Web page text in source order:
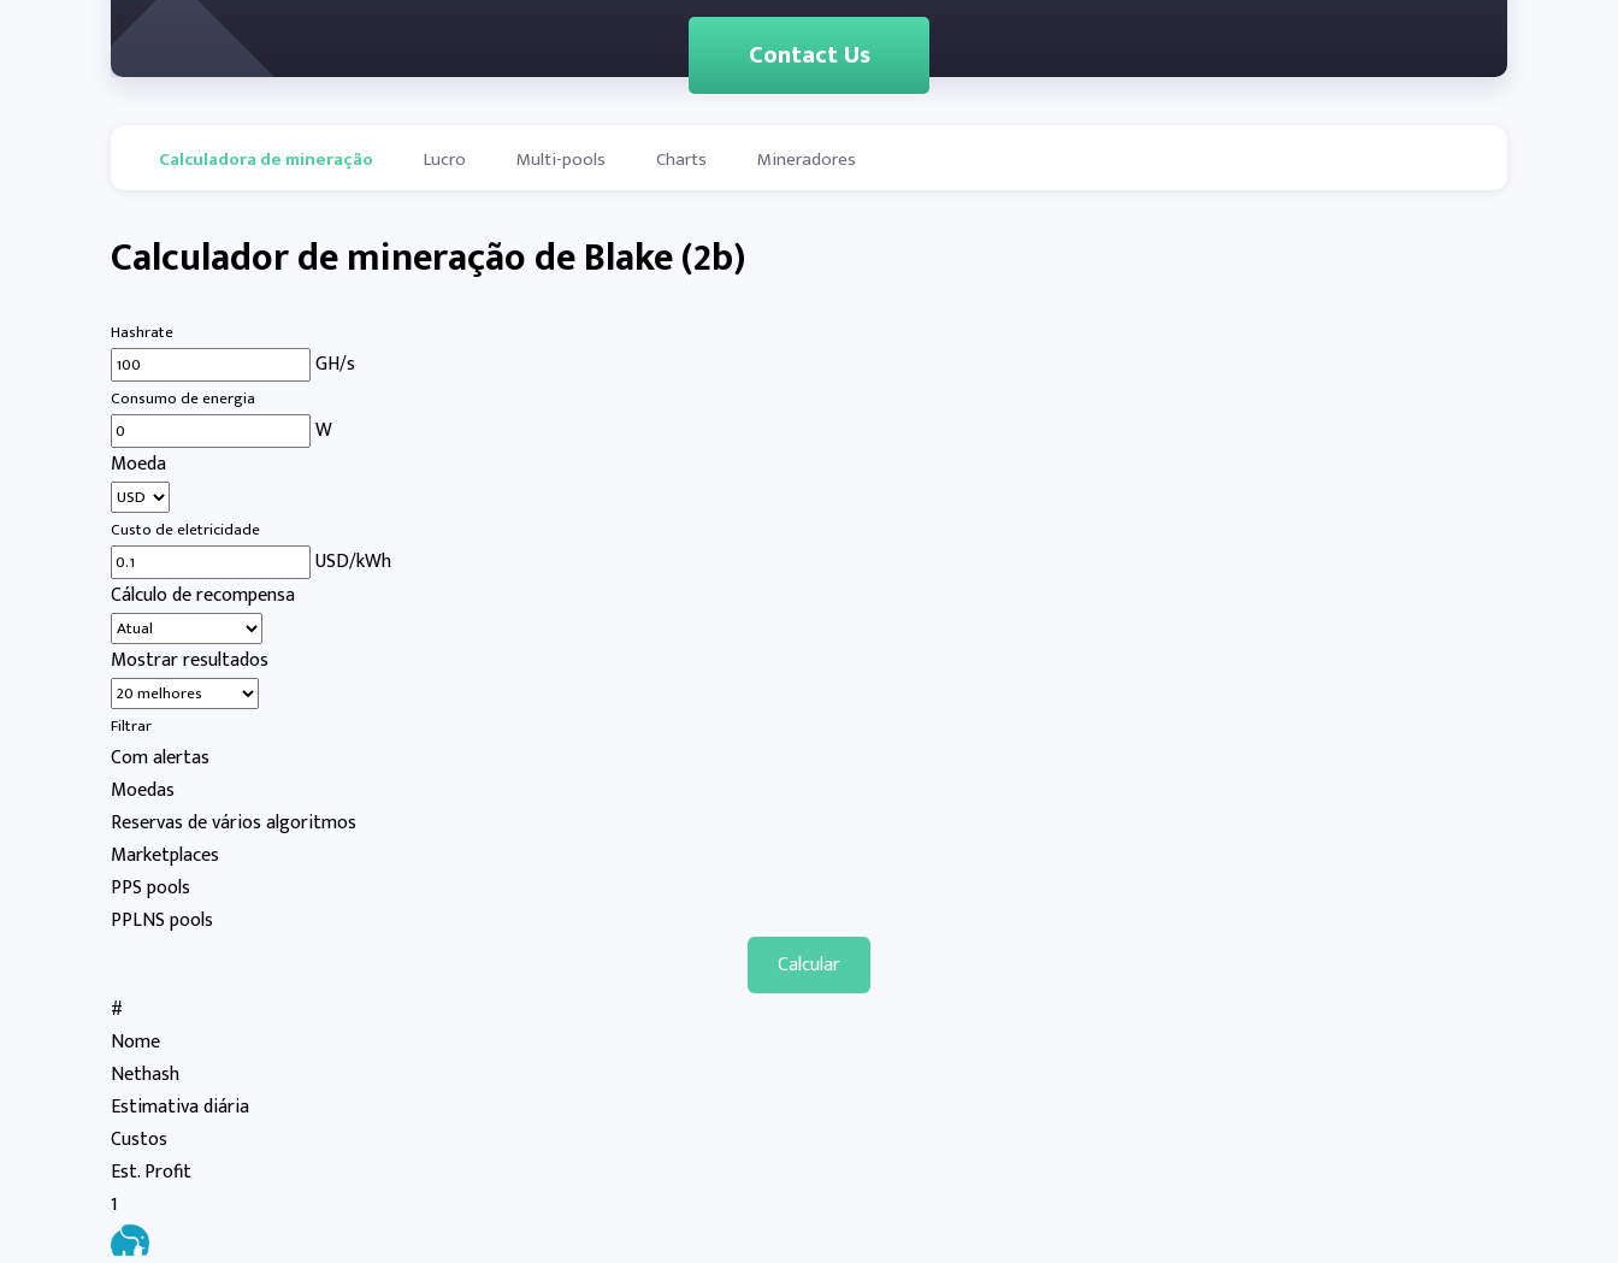
Contact Us
Calculadora de mineração Lucro Multi-pools Charts Mineradores
Calculador de mineração de Blake (2b)
Hashrate
GH/s
Consumo de energia
W
Moeda
Custo de eletricidade
USD/kWh
Cálculo de recompensa
Mostrar resultados
Filtrar
Com alertas
Moedas
Reservas de vários algoritmos
Marketplaces
PPS pools
PPLNS pools
#
Nome
Nethash
Estimativa diária
Custos
Est. Profit
1